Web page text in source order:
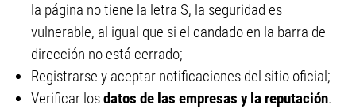
la página no tiene la letra S, la seguridad es
vulnerable, al igual que si el candado en la barra de
dirección no está cerrado;
Registrarse y aceptar notificaciones del sitio oficial;
Verificar losdatos de las empresas y la reputación.